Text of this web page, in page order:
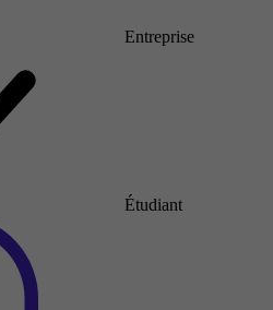
Entreprise
Étudiant